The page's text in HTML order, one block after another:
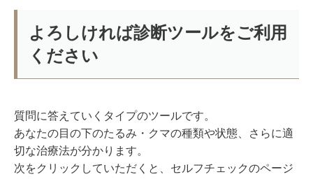
よろしければ診断ツールをご利用
ください
質問に答えていくタイプのツールです。
あなたの目の下のたるみ・クマの種類や状態、さらに適
切な治療法が分かります。
次をクリックしていただくと、セルフチェックのページ